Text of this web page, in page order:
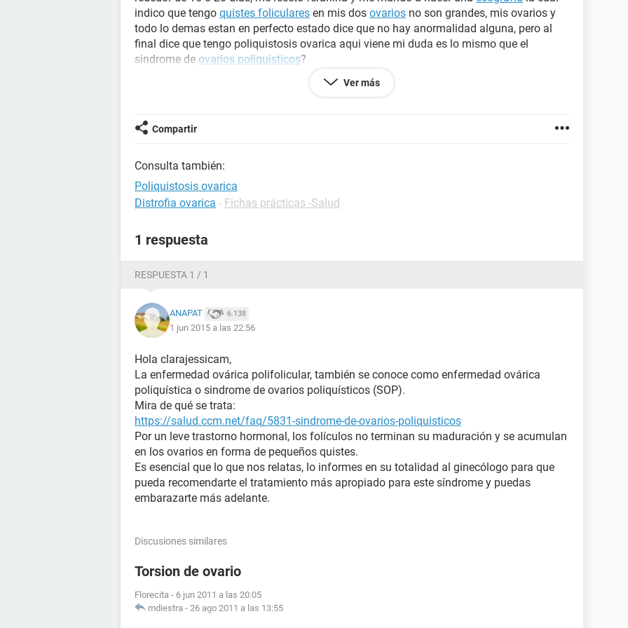
indico que tengo quistes foliculares en mis dos ovarios no son grandes, mis ovarios y
todo lo demas estan en perfecto estado dice que no hay anormalidad alguna, pero al
final dice que tengo poliquistosis ovarica aqui viene mi duda es lo mismo que el
sindrome de ovarios poliquisticos?
pastillas de emergencia, al rededor de 5 o 6 paquetes en un mes.
Ver más
Compartir
Consulta también:
Poliquistosis ovarica
Distrofia ovarica - Fichas prácticas -Salud
1 respuesta
RESPUESTA 1 / 1
ANAPAT 6.138
1 jun 2015 a las 22:56
Hola clarajessicam,
La enfermedad ovárica polifolicular, también se conoce como enfermedad ovárica
poliquística o sindrome de ovarios poliquísticos (SOP).
Mira de qué se trata:
https://salud.ccm.net/faq/5831-sindrome-de-ovarios-poliquisticos
Por un leve trastorno hormonal, los folículos no terminan su maduración y se acumulan
en los ovarios en forma de pequeños quistes.
Es esencial que lo que nos relatas, lo informes en su totalidad al ginecólogo para que
pueda recomendarte el tratamiento más apropiado para este síndrome y puedas
embarazarte más adelante.
Discusiones similares
Torsion de ovario
Florecita - 6 jun 2011 a las 20:05
mdiestra - 26 ago 2011 a las 13:55